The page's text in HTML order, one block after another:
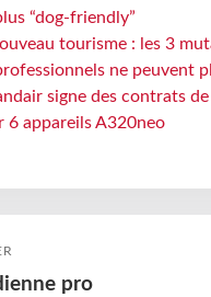
“dog-friendly”
tourisme : les 3
ne peuvent
signe des contrats
6 appareils A320neo
pro